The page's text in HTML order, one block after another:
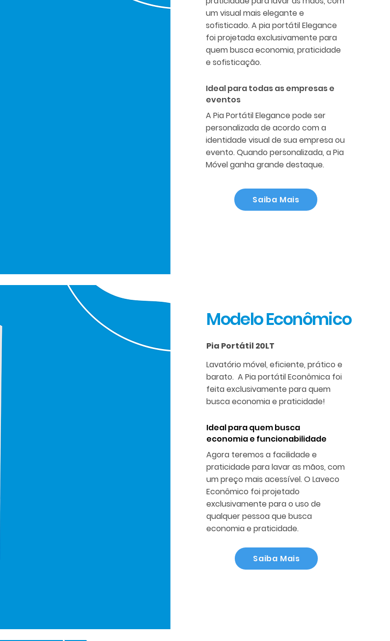
um visual mais elegante e
sofisticado. A pia portátil Elegance
foi projetada exclusivamente para
quem busca economia, praticidade
e sofisticação.
Ideal para todas as empresas e
eventos
A Pia Portátil Elegance pode ser
personalizada de acordo com a
identidade visual de sua empresa ou
evento. Quando personalizada, a Pia
Móvel ganha grande destaque.
Saiba Mais
Modelo Econômico
Pia Portátil 20LT
Lavatório móvel, eficiente, prático e
barato. A Pia portátil Econômica foi
feita exclusivamente para quem
busca economia e praticidade!
Ideal para quem busca
economia e funcionabilidade
Agora teremos a facilidade e
praticidade para lavar as mãos, com
um preço mais acessível. O Laveco
Econômico foi projetado
exclusivamente para o uso de
qualquer pessoa que busca
economia e praticidade.
Saiba Mais